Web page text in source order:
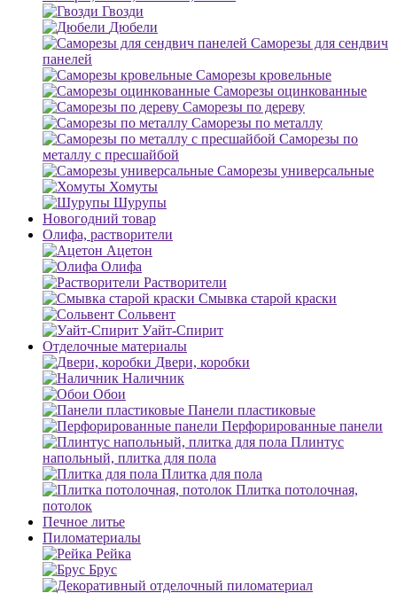
Гвозди
Дюбели
Саморезы для сендвич
панелей
Саморезы кровельные
Саморезы оцинкованные
Саморезы по дереву
Саморезы по металлу
Саморезы по
металлу с пресшайбой
Саморезы универсальные
Хомуты
Шурупы
Новогодний товар
Олифа, растворители
Ацетон
Олифа
Растворители
Смывка старой краски
Сольвент
Уайт-Спирит
Отделочные материалы
Двери, коробки
Наличник
Обои
Панели пластиковые
Перфорированные панели
Плинтус
напольный, плитка для пола
Плитка для пола
Плитка потолочная,
потолок
Печное литье
Пиломатериалы
Рейка
Брус